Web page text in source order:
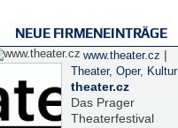
NEUE FIRMENEINTRÄGE
www.theater.cz |
Theater, Oper, Kultur
theater.cz
Das Prager
Theaterfestival